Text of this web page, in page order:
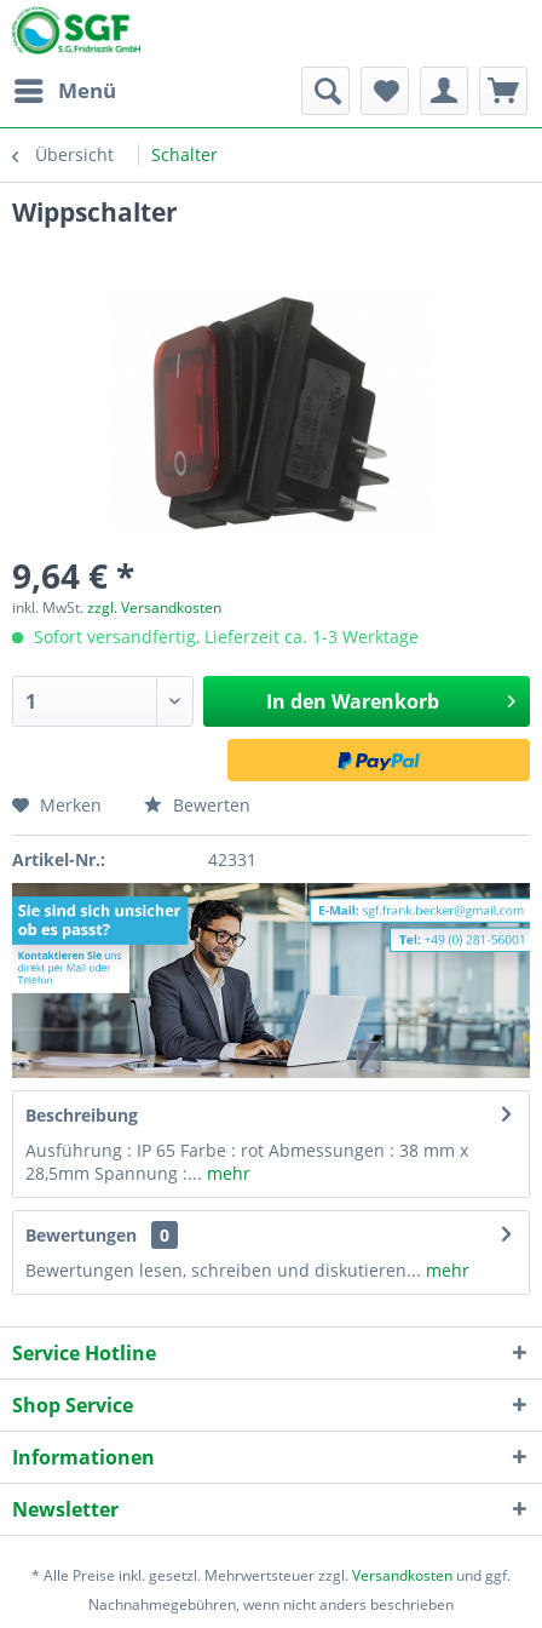
Menü
Übersicht Schalter
Wippschalter
9,64 € *
inkl. MwSt.zzgl. Versandkosten
Sofort versandfertig, Lieferzeit ca. 1-3 Werktage
In den Warenkorb
Merken Bewerten
Artikel-Nr.: 42331
Beschreibung
Ausführung : IP 65 Farbe : rot Abmessungen : 38 mm x
28,5mm Spannung :... mehr
Bewertungen
0
Bewertungen lesen, schreiben und diskutieren... mehr
Service Hotline
Shop Service
Informationen
Newsletter
* Alle Preise inkl. gesetzl. Mehrwertsteuer zzgl.Versandkosten und ggf.
Nachnahmegebühren, wenn nicht anders beschrieben